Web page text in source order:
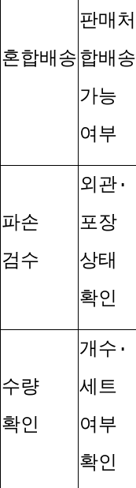
혼합배송
판매처
합배송
가능
여부
파손
검수
외관·
포장
상태
확인
수량
확인
개수 ·
세트
여부
확인